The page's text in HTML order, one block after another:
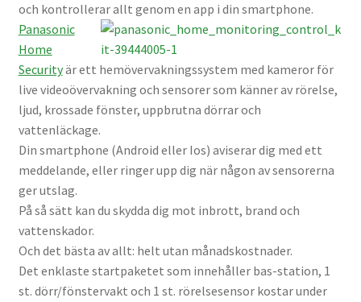
Objektiv Nikon
Objektiv övriga
Objektivlock
Motljusskydd
Övriga objektivtillbehör & filter
Handkikare
Tubkikare
och kontrollerar allt genom en app i din smartphone.
Panasonic
Home
Securityär ett hemövervakningssystem med kameror för
live videoövervakning och sensorer som känner av rörelse,
ljud, krossade fönster, uppbrutna dörrar och
vattenläckage.
Din smartphone (Android eller Ios) aviserar dig med ett
meddelande, eller ringer upp dig när någon av sensorerna
ger utslag.
På så sätt kan du skydda dig mot inbrott, brand och
vattenskador.
Och det bästa av allt: helt utan månadskostnader.
Det enklaste startpaketet som innehåller bas-station, 1
st. dörr/fönstervakt och 1 st. rörelsesensor kostar under